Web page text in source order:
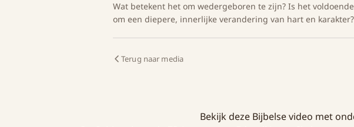
Wat betekent het om wedergeboren te zijn? Is het
om een diepere, innerlijke verandering van hart en karakter?
Terug naar media
Bekijk deze Bijbelse video met